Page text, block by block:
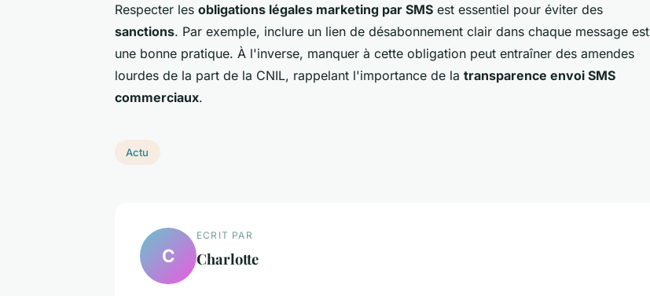
Respecter les obligations légales marketing par SMS est essentiel pour éviter des
sanctions. Par exemple, inclure un lien de désabonnement clair dans chaque message est
une bonne pratique. À l'inverse, manquer à cette obligation peut entraîner des amendes
lourdes de la part de la CNIL, rappelant l'importance de la transparence envoi SMS
commerciaux.
Actu
C
ECRIT PAR
Charlotte